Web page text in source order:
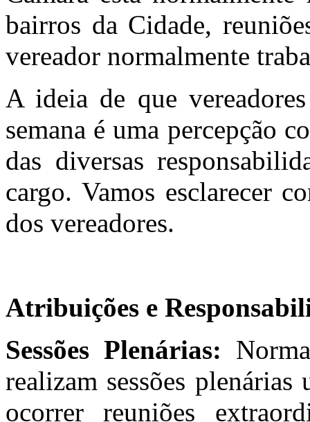
bairros da Cidade,
vereador normalmente
A ideia de que
semana é uma percepção
das diversas
cargo. Vamos esclarecer
dos vereadores.
Atribuições e
Sessões Plenárias:
realizam sessões
ocorrer reuniões